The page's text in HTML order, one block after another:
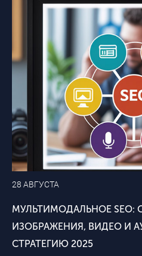
28 АВГУСТА
МУЛЬТИМОДАЛЬНОЕ SEO:
ИЗОБРАЖЕНИЯ, ВИДЕО И
СТРАТЕГИЮ 2025